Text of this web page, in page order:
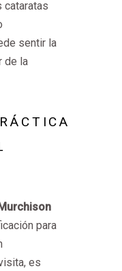
cataratas
sentir la
de la
para
es